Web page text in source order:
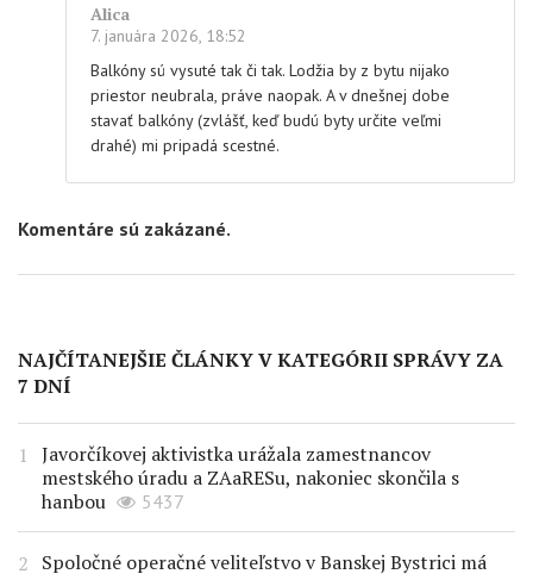
Alica
7. januára 2026, 18:52
Balkóny sú vysuté tak či tak. Lodžia by z bytu nijako
priestor neubrala, práve naopak. A v dnešnej dobe
stavať balkóny (zvlášť, keď budú byty určite veľmi
drahé) mi pripadá scestné.
Komentáre sú zakázané.
NAJČÍTANEJŠIE ČLÁNKY V KATEGÓRII SPRÁVY ZA
7 DNÍ
Javorčíkovej aktivistka urážala zamestnancov
mestského úradu a ZAaRESu, nakoniec skončila s
hanbou
5437
Spoločné operačné veliteľstvo v Banskej Bystrici má